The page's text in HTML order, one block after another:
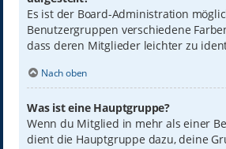
Es ist der Board-Administration
Benutzergruppen verschiedene
dass deren Mitglieder leichter zu
Nach oben
Was ist eine Hauptgruppe?
Wenn du Mitglied in mehr als einer
dient die Hauptgruppe dazu, deine